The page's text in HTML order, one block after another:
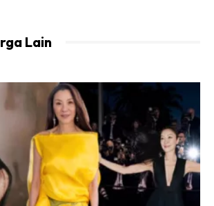
dan ayah hantar mesej tidak begitu
diterima cantik dan jelas serta
lokasi menyebabkan kami adik beradik
mencari.
kejadian, saya tergamam apabila
dan ibu yang OKU bisu sudah terbujur
Lain